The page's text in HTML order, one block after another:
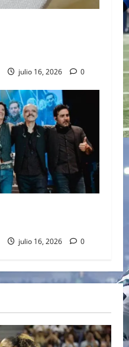
julio 16, 2026 0
julio 16, 2026 0